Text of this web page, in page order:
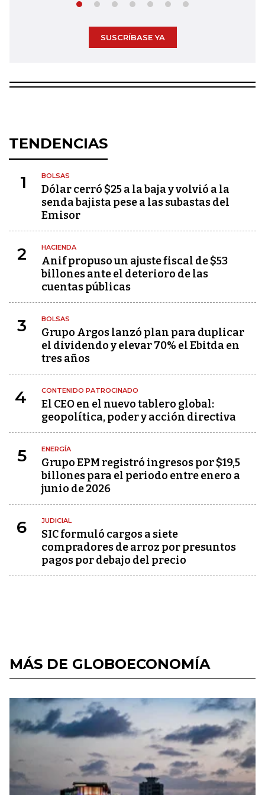
SUSCRÍBASE YA
TENDENCIAS
1 BOLSAS
Dólar cerró $25 a la baja y volvió a la
senda bajista pese a las subastas del
Emisor
2 HACIENDA
Anif propuso un ajuste fiscal de $53
billones ante el deterioro de las
cuentas públicas
3 BOLSAS
Grupo Argos lanzó plan para duplicar
el dividendo y elevar 70% el Ebitda en
tres años
4 CONTENIDO PATROCINADO
El CEO en el nuevo tablero global:
geopolítica, poder y acción directiva
5 ENERGÍA
Grupo EPM registró ingresos por $19,5
billones para el periodo entre enero a
junio de 2026
6 JUDICIAL
SIC formuló cargos a siete
compradores de arroz por presuntos
pagos por debajo del precio
MÁS DE GLOBOECONOMÍA